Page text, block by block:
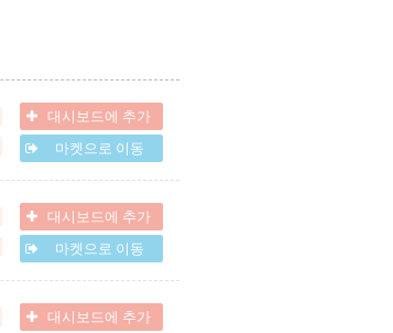
대시보드에 추가
마켓으로 이동
대시보드에 추가
마켓으로 이동
대시보드에 추가